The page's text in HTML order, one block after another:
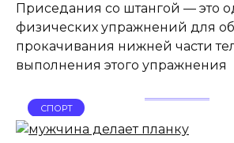
Приседания со штангой — это
физических упражнений для
прокачивания нижней части
выполнения этого упражнения
СПОРТ